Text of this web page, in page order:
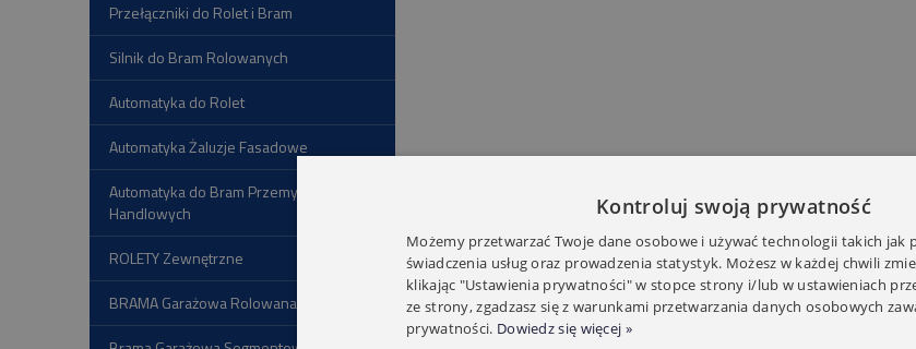
Przełączniki do Rolet i Bram
Silnik do Bram Rolowanych
Automatyka do Rolet
Automatyka Żaluzje Fasadowe
Automatyka do Bram Przemysłowych i
Handlowych
ROLETY Zewnętrzne
BRAMA Garażowa Rolowana
Kontroluj swoją prywatność
Możemy przetwarzać Twoje dane osobowe i używać technologii takich jak
świadczenia usług oraz prowadzenia statystyk. Możesz w każdej chwili
klikając "Ustawienia prywatności" w stopce strony i/lub w ustawieniach
ze strony, zgadzasz się z warunkami przetwarzania danych osobowych
prywatności. Dowiedz się więcej »